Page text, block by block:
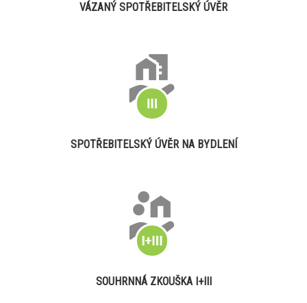
VÁZANÝ SPOTŘEBITELSKÝ ÚVĚR
SPOTŘEBITELSKÝ ÚVĚR NA BYDLENÍ
SOUHRNNÁ ZKOUŠKA I+III